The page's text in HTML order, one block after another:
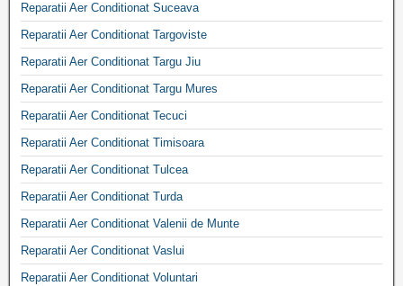
Reparatii Aer Conditionat Suceava
Reparatii Aer Conditionat Targoviste
Reparatii Aer Conditionat Targu Jiu
Reparatii Aer Conditionat Targu Mures
Reparatii Aer Conditionat Tecuci
Reparatii Aer Conditionat Timisoara
Reparatii Aer Conditionat Tulcea
Reparatii Aer Conditionat Turda
Reparatii Aer Conditionat Valenii de Munte
Reparatii Aer Conditionat Vaslui
Reparatii Aer Conditionat Voluntari